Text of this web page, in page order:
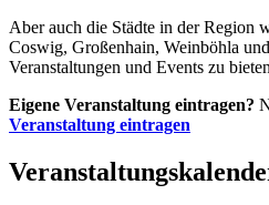
Aber auch die Städte in der Region
Coswig, Großenhain, Weinböhla
Veranstaltungen und Events zu
Eigene Veranstaltung eintragen?
Veranstaltung eintragen